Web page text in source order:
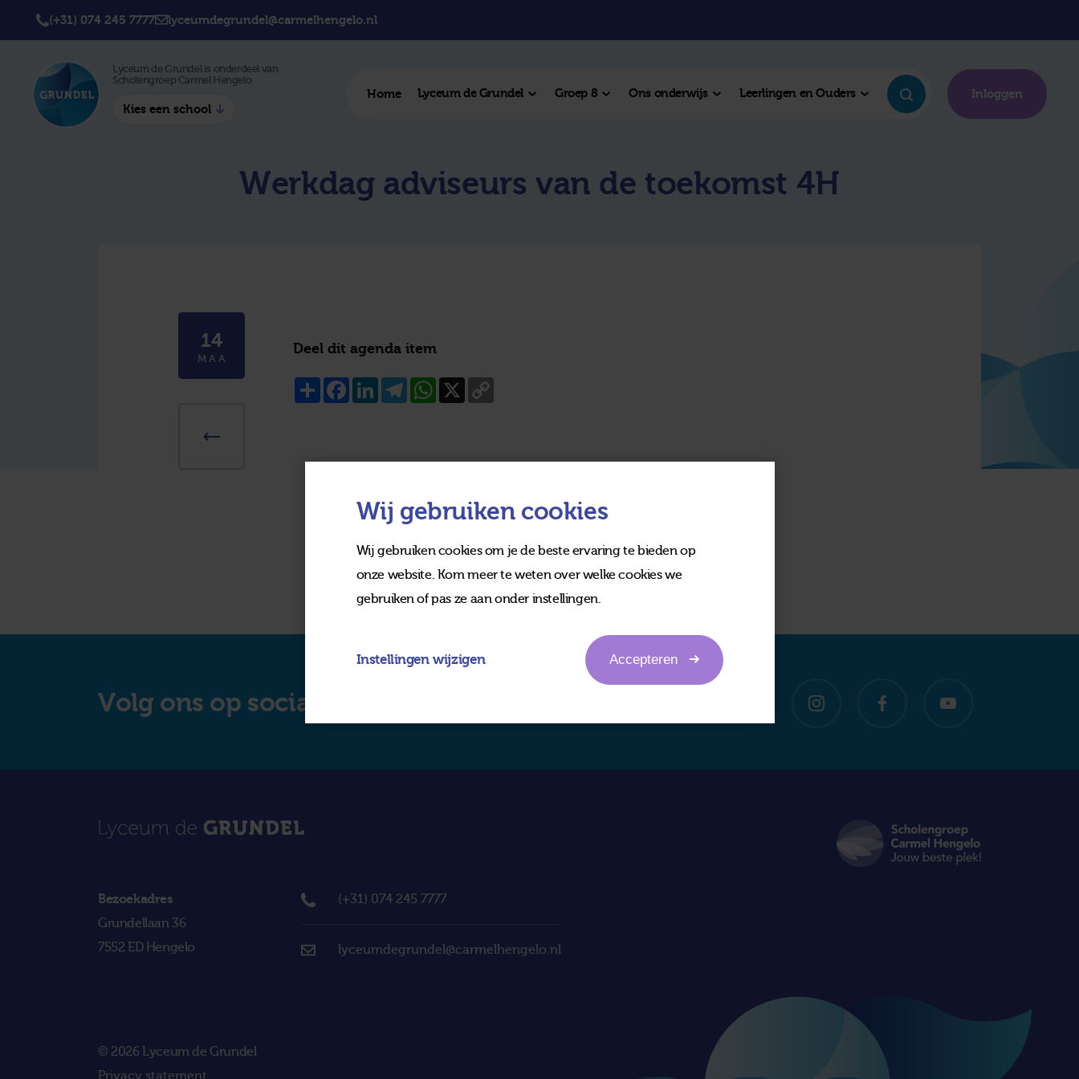
(+31) 074 245 7777 lyceumdegrundel@carmelhengelo.nl
Lyceum de Grundel is onderdeel van
Scholengroep Carmel Hengelo
Kies een school
Borne
Home Lyceum de Grundel Groep 8 Ons onderwijs Leerlingen en Ouders Inloggen
Werkdag adviseurs van de toekomst 4H
14
MAA
Deel dit agenda item
ShareFacebookLinkedInTelegramWhatsApp
Volg ons op social media
Bezoekadres
Grundellaan 36
7552 ED Hengelo
(+31) 074 245 7777
lyceumdegrundel@carmelhengelo.nl
© 2026 Lyceum de Grundel
Privacy statement
Wij gebruiken cookies
Wij gebruiken cookies om je de beste ervaring te bieden op
onze website. Kom meer te weten over welke cookies we
gebruiken of pas ze aan onder instellingen.
Instellingen wijzigen Accepteren